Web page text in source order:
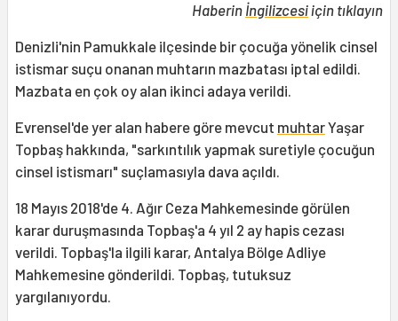
Haberin İngilizcesiiçin tıklayın
Denizli'nin Pamukkale ilçesinde bir çocuğa yönelik cinsel
istismar suçu onanan muhtarın mazbatası iptal edildi.
Mazbata en çok oy alan ikinci adaya verildi.
Evrensel'de yer alan habere göre mevcut muhtarYaşar
Topbaş hakkında, "sarkıntılık yapmak suretiyle çocuğun
cinsel istismarı" suçlamasıyla dava açıldı.
18 Mayıs 2018'de 4. Ağır Ceza Mahkemesinde görülen
karar duruşmasında Topbaş'a 4 yıl 2 ay hapis cezası
verildi. Topbaş'la ilgili karar, Antalya Bölge Adliye
Mahkemesine gönderildi. Topbaş, tutuksuz
yargılanıyordu.